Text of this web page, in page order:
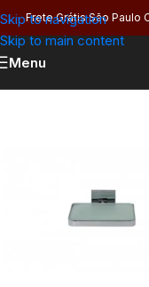
Skip to navigation
Skip to main content
Frete Grátis São Paulo
Menu